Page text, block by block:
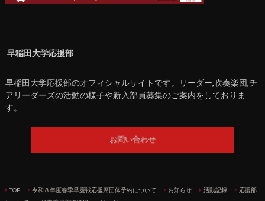
早稲田大学応援部
早稲田大学応援部のオフィシャルサイトです。リーダー,吹奏楽団,チ
アリーダーズの活動の様子や新入部員募集のご案内をしておりま
す。
お問い合わせ
TOP 令和８年度春季早慶戦応援席団体予約について お知らせ 活動記録
応援部